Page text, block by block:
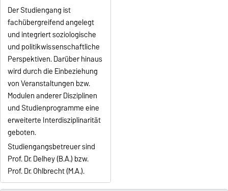
Der Studiengang ist
fachübergreifend angelegt
und integriert soziologische
und politikwissenschaftliche
Perspektiven. Darüber hinaus
wird durch die Einbeziehung
von Veranstaltungen bzw.
Modulen anderer Disziplinen
und Studienprogramme eine
erweiterte Interdisziplinarität
geboten.
Studiengangsbetreuer sind
Prof. Dr. Delhey (B.A.) bzw.
Prof. Dr. Ohlbrecht (M.A.).